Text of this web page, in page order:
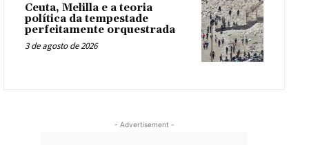
Ceuta, Melilla e a teoria
política da tempestade
perfeitamente orquestrada
3 de agosto de 2026
- Advertisement -